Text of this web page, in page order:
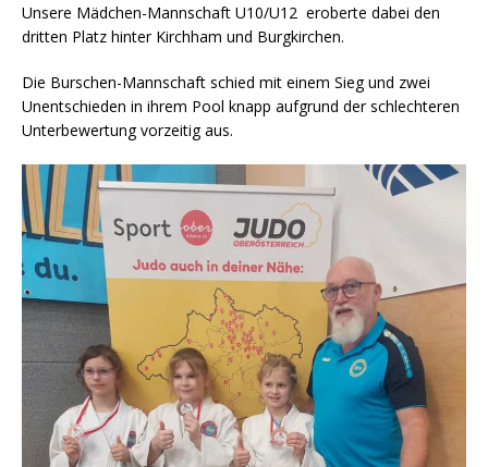
Unsere Mädchen-Mannschaft U10/U12 eroberte dabei den
dritten Platz hinter Kirchham und Burgkirchen.
Die Burschen-Mannschaft schied mit einem Sieg und zwei
Unentschieden in ihrem Pool knapp aufgrund der schlechteren
Unterbewertung vorzeitig aus.